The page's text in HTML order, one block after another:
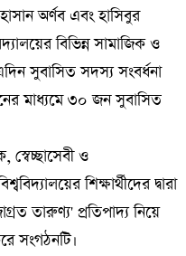
অর্ণব এবং হাসিবুর
বিভিন্ন সামাজিক ও
সুবাসিত সদস্য সংবর্ধনা
মাধ্যমে ৩০ জন সুবাসিত
ও
শিক্ষার্থীদের দ্বারা
তারুণ্য' প্রতিপাদ্য নিয়ে
সংগঠনটি।